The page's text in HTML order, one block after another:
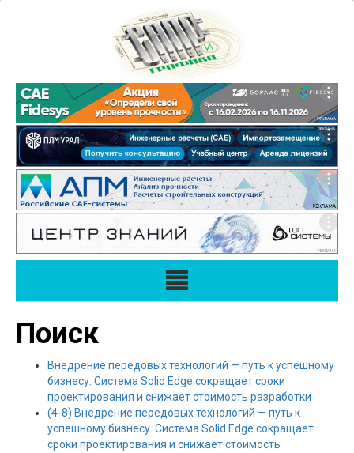
Поиск
Внедрение передовых технологий — путь к успешному
бизнесу. Система Solid Edge сокращает сроки
проектирования и снижает стоимость разработки
(4-8) Внедрение передовых технологий — путь к
успешному бизнесу. Система Solid Edge сокращает
сроки проектирования и снижает стоимость